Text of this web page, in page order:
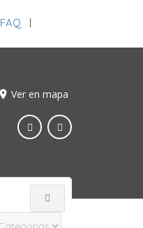
FAQ
Ver en mapa